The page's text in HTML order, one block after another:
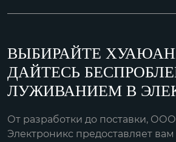
ВЫБИРАЙТЕ
ДАЙТЕСЬ
ЛУЖИВАНИЕМ В
От разработки до поставки,
Электроникс предоставляет вам